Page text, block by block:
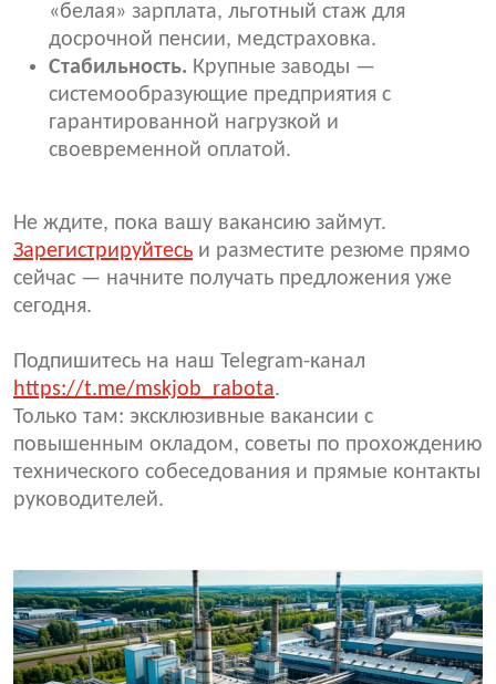
«белая» зарплата, льготный стаж для
досрочной пенсии, медстраховка.
Стабильность. Крупные заводы —
системообразующие предприятия с
гарантированной нагрузкой и
своевременной оплатой.
Не ждите, пока вашу вакансию займут.
Зарегистрируйтесь и разместите резюме прямо
сейчас — начните получать предложения уже
сегодня.
Подпишитесь на наш Telegram-канал
https://t.me/mskjob_rabota.
Только там: эксклюзивные вакансии с
повышенным окладом, советы по прохождению
технического собеседования и прямые контакты
руководителей.